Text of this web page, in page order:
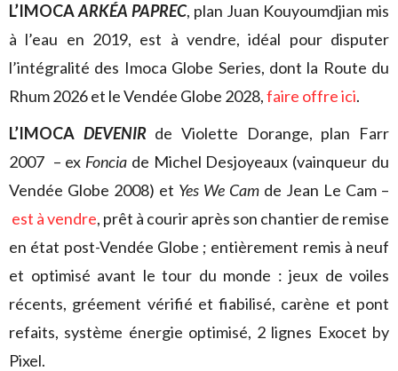
L’IMOCAARKÉA PAPREC, plan Juan Kouyoumdjian mis
à l’eau en 2019, est à vendre, idéal pour disputer
l’intégralité des Imoca Globe Series, dont la Route du
Rhum 2026 et le Vendée Globe 2028,faire offre ici.
L’IMOCA DEVENIRde Violette Dorange, plan Farr
2007 – ex Foncia de Michel Desjoyeaux (vainqueur du
Vendée Globe 2008) et Yes We Cam de Jean Le Cam –
est à vendre, prêt à courir après son chantier de remise
en état post-Vendée Globe ; entièrement remis à neuf
et optimisé avant le tour du monde : jeux de voiles
récents, gréement vérifié et fiabilisé, carène et pont
refaits, système énergie optimisé, 2 lignes Exocet by
Pixel.